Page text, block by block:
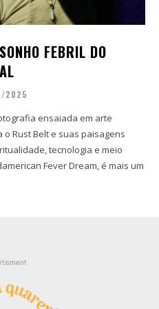
FEBRIL DO
2025
ensaiada em arte
o Rust Belt e suas paisagens
tecnologia e meio
Fever Dream, é mais um